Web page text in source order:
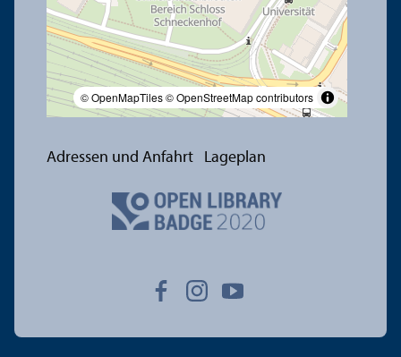
© OpenMapTiles© OpenStreetMap contributors
Adressen und Anfahrt Lageplan